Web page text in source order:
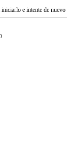
e intente de nuevo